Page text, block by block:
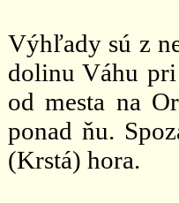
Výhľady sú z
dolinu Váhu
od mesta na
ponad ňu.
(Krstá) hora.